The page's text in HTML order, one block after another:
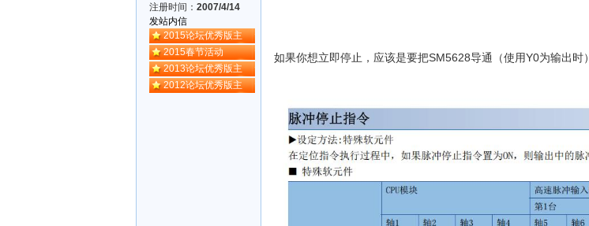
注册时间： 2007/4/14
发站内信
2015论坛优秀版主
2015春节活动
2013论坛优秀版主
2012论坛优秀版主
如果你想立即停止，应该是要把SM5628导通（使用Y0为输出时）